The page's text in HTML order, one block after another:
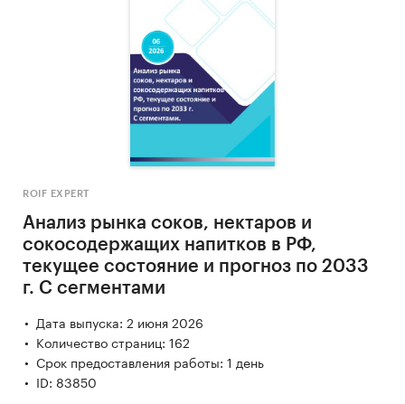
ROIF EXPERT
Анализ рынка соков, нектаров и
сокосодержащих напитков в РФ,
текущее состояние и прогноз по 2033
г. С сегментами
Дата выпуска: 2 июня 2026
Количество страниц: 162
Срок предоставления работы: 1 день
ID: 83850